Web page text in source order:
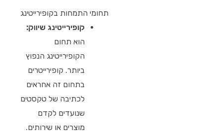
תחומי התמחות בקופירייטינג
קופירייטינג שיווק:
הוא תחום
הקופירייטינג הנפוץ
ביותר. קופירייטרים
בתחום זה אחראים
לכתיבה של טקסטים
שנועדים לקדם
מוצרים או שירותים.